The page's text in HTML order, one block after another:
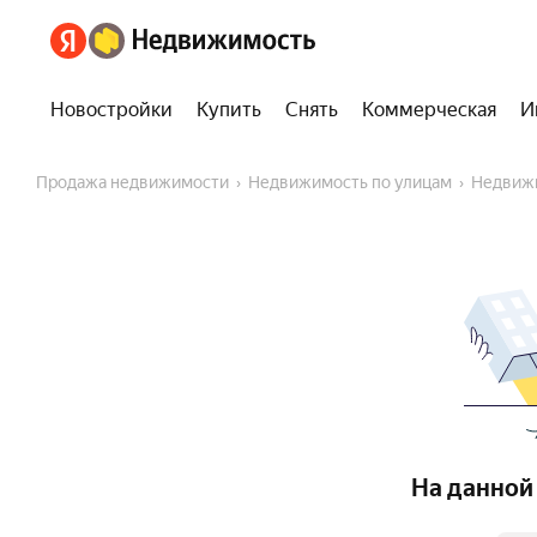
Новостройки Купить Снять Коммерческая
Продажа недвижимости Недвижимость по улицам
На